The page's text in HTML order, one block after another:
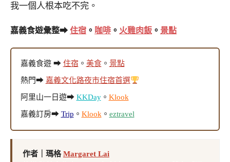
我一個人根本吃不完。
嘉義食遊彙整➡ 住宿 。 咖啡 。 火雞肉飯 。 景點
嘉義食遊 ➡ 住宿 。 美食。 景點
熱門➡ 嘉義文化路夜市住宿首選
阿里山一日遊➡ KKDay。 Klook
嘉義訂房➡ Trip 。 Klook。 eztravel
作者｜瑪格Margaret Lai